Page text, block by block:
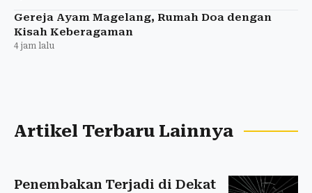
Gereja Ayam Magelang, Rumah Doa dengan
Kisah Keberagaman
4 jam lalu
Artikel Terbaru Lainnya
Penembakan Terjadi di Dekat